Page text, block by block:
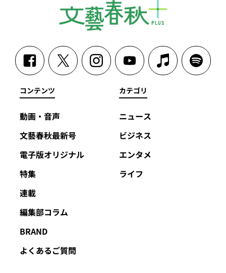
コンテンツ
動画・音声
文藝春秋最新号
電子版オリジナル
特集
連載
編集部コラム
BRAND
よくあるご質問
カテゴリ
ニュース
ビジネス
エンタメ
ライフ